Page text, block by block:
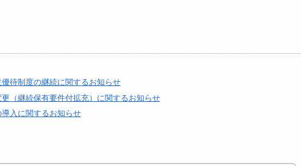
優待制度の継続に関するお知らせ
（継続保有要件付拡充）に関するお知らせ
入に関するお知らせ